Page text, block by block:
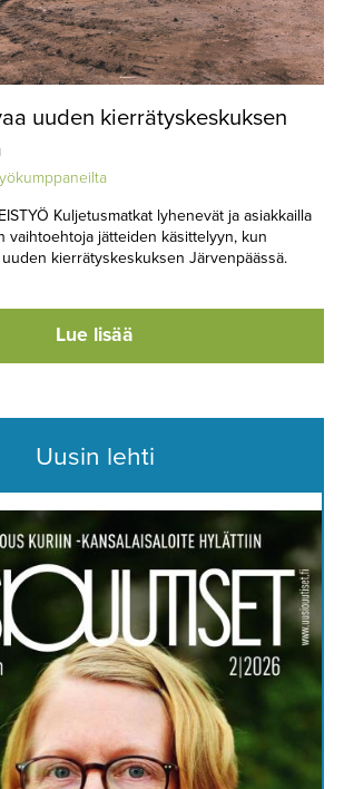
uuden kierrätyskeskuksen
Kuljetusmatkat lyhenevät ja asiakkailla
vaihtoehtoja jätteiden käsittelyyn, kun
kierrätyskeskuksen Järvenpäässä.
Lue lisää
Uusin lehti